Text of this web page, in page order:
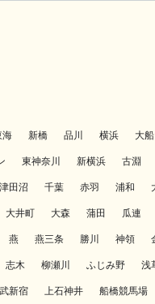
海 新橋 品川 横浜 大船
東神奈川 新横浜 古淵
津田沼 千葉 赤羽 浦和
大井町 大森 蒲田 瓜連
燕 燕三条 勝川 神領
志木 柳瀬川 ふじみ野 浅
新宿 上石神井 船橋競馬場